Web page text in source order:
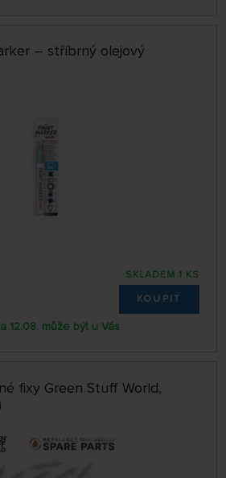
– stříbrný olejový
SKLADEM 1 KS
KOUPIT
12.08. může být u Vás
fixy Green Stuff World,